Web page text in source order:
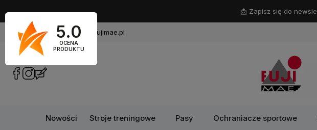
📩 Zapisz się do
720 449 766 sklep@fujimae.pl
Nowości Stroje treningowe Pasy Ochraniacze sportowe
5.0
OCENA
PRODUKTU